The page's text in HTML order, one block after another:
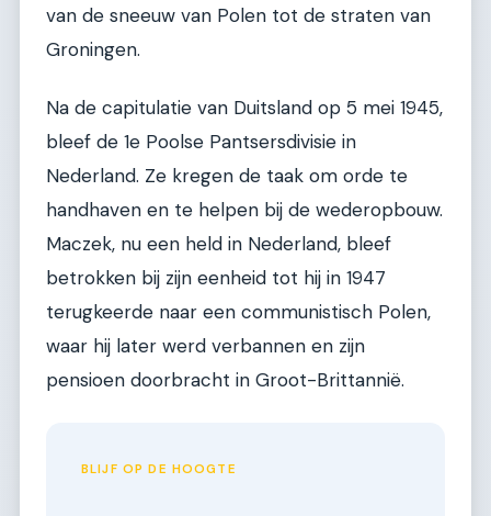
van de sneeuw van Polen tot de straten van
Groningen.
Na de capitulatie van Duitsland op 5 mei 1945,
bleef de 1e Poolse Pantsersdivisie in
Nederland. Ze kregen de taak om orde te
handhaven en te helpen bij de wederopbouw.
Maczek, nu een held in Nederland, bleef
betrokken bij zijn eenheid tot hij in 1947
terugkeerde naar een communistisch Polen,
waar hij later werd verbannen en zijn
pensioen doorbracht in Groot-Brittannië.
BLIJF OP DE HOOGTE